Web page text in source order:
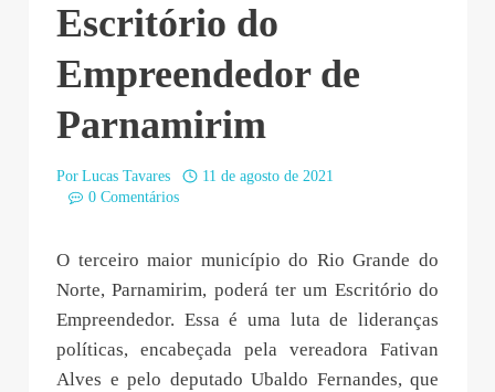
Escritório do
Empreendedor de
Parnamirim
Por Lucas Tavares
11 de agosto de 2021
0 Comentários
O terceiro maior município do Rio Grande do
Norte, Parnamirim, poderá ter um Escritório do
Empreendedor. Essa é uma luta de lideranças
políticas, encabeçada pela vereadora Fativan
Alves e pelo deputado Ubaldo Fernandes, que